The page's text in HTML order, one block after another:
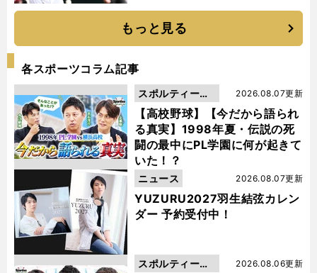
もっと見る
各スポーツコラム記事
【高校野球】【今だから語られ
る真実】1998年夏・伝説の死
闘の最中にPL学園に何が起きて
いた！？
2026.08.07更新
スポルティーバ
動画
YUZURU2027羽生結弦カレン
ダー 予約受付中！
2026.08.07更新
ニュース
2026.08.06更新
スポルティーバ